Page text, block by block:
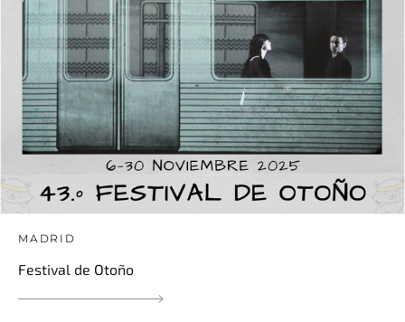
MADRID
Festival de Otoño